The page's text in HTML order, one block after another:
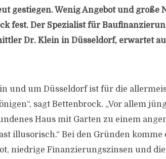
gestiegen. Wenig Angebot und große
fest. Der Spezialist für
Dr. Klein in Düsseldorf, erwartet
und um Düsseldorf ist für die
sagt Bettenbrock. „Vor allem
Haus mit Garten zu einem
illusorisch.“ Bei den Gründen komme
niedrige Finanzierungszinsen und